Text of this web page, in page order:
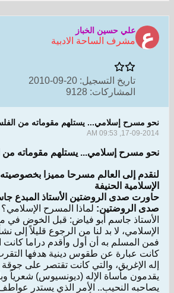
علي حسين الخباز
مشرف الساحة الادبية
تاريخ التسجيل: 20-09-2010
المشاركات: 9128
نحو مسرح إسلامي... يستلهم مقوماته من
17-09-2014, 09:53 AM
نحو مسرح إسلامي... يستلهم مقوماته من
لنقدم إلى العالم مسرحا مميزا
الإسلامية الحنيفة
حاورت صدى الروضتين الأستاذ المبدع
صدى الروضتين: لماذا المسرح الإسلامي؟
الأستاذ جاسم أبو فياض: قبل الخوض
الإسلامي، لا بد لنا من الرجوع قليلاً إلى
فمن المسلم به أن أول وأقدم دراما كانت
كانت عبارة عن طقوس دينية هدفها
إله الإغريق، والتي كانت تقتصر على جوقة
يقدمون مأساة الإله (ديونسيوس) شعرياً
يصاحبه النحيب.. الأمر الذي يستدر عواطف